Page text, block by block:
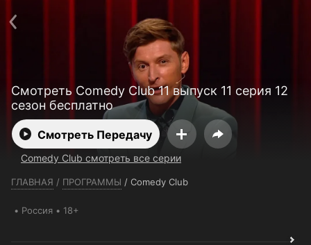
Смотреть Comedy Club 11 выпуск 11 серия 12
сезон бесплатно
Смотреть Передачу
Comedy Club смотреть все серии
ГЛАВНАЯ / ПРОГРАММЫ / Comedy Club
Россия 18+
Пользовательское соглашение
Политика конфиденциальности
Открыть приложение